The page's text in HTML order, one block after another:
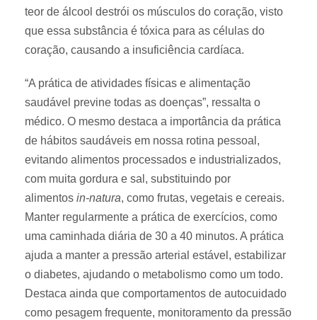
teor de álcool destrói os músculos do coração, visto
que essa substância é tóxica para as células do
coração, causando a insuficiência cardíaca.
“A prática de atividades físicas e alimentação
saudável previne todas as doenças”, ressalta o
médico. O mesmo destaca a importância da prática
de hábitos saudáveis em nossa rotina pessoal,
evitando alimentos processados e industrializados,
com muita gordura e sal, substituindo por
alimentos in-natura, como frutas, vegetais e cereais.
Manter regularmente a prática de exercícios, como
uma caminhada diária de 30 a 40 minutos. A prática
ajuda a manter a pressão arterial estável, estabilizar
o diabetes, ajudando o metabolismo como um todo.
Destaca ainda que comportamentos de autocuidado
como pesagem frequente, monitoramento da pressão